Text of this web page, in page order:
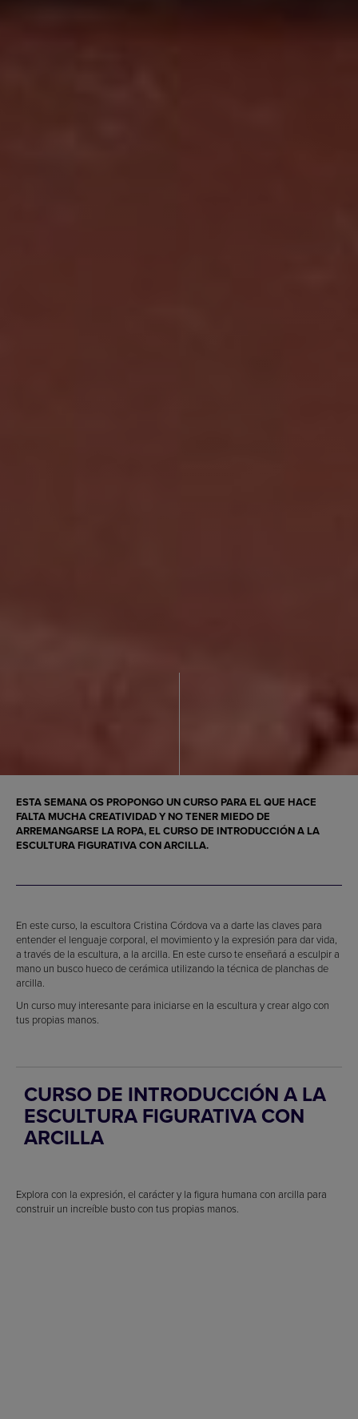
ESTA SEMANA OS PROPONGO UN CURSO PARA EL QUE HACE
FALTA MUCHA CREATIVIDAD Y NO TENER MIEDO DE
ARREMANGARSE LA ROPA, EL CURSO DE INTRODUCCIÓN A LA
ESCULTURA FIGURATIVA CON ARCILLA.
En este curso, la escultora Cristina Córdova va a darte las claves para
entender el lenguaje corporal, el movimiento y la expresión para dar vida,
a través de la escultura, a la arcilla. En este curso te enseñará a esculpir a
mano un busco hueco de cerámica utilizando la técnica de planchas de
arcilla.
Un curso muy interesante para iniciarse en la escultura y crear algo con
tus propias manos.
CURSO DE INTRODUCCIÓN A LA
ESCULTURA FIGURATIVA CON
ARCILLA
Explora con la expresión, el carácter y la figura humana con arcilla para
construir un increíble busto con tus propias manos.